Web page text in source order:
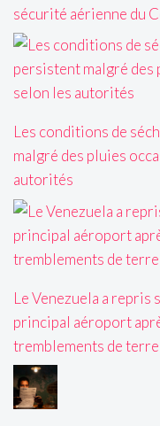
sécurité aérienne du
Les conditions de
malgré des pluies
autorités
Le Venezuela a repris
principal aéroport
tremblements de terre